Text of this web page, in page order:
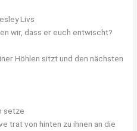
Livs
wir, dass er euch entwischt?
Höhlen sitzt und den nächsten
setze
trat von hinten zu ihnen an die